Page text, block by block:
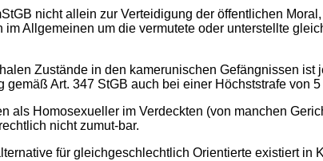
nicht allein zur Verteidigung der öffentlichen
im Allgemeinen um die vermutete oder unterstellte
Zustände in den kamerunischen Gefängnissen
gemäß Art. 347 StGB auch bei einer Höchststrafe von
als Homosexueller im Verdeckten (von manchen
nicht zumut-bar.
für gleichgeschlechtlich Orientierte existiert in